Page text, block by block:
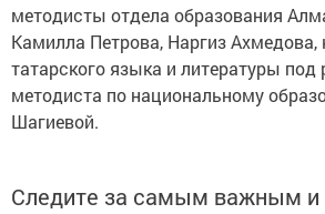
методисты отдела образования
Камилла Петрова, Наргиз Ахмедова,
татарского языка и литературы под
методиста по национальному
Шагиевой.
Следите за самым важным и